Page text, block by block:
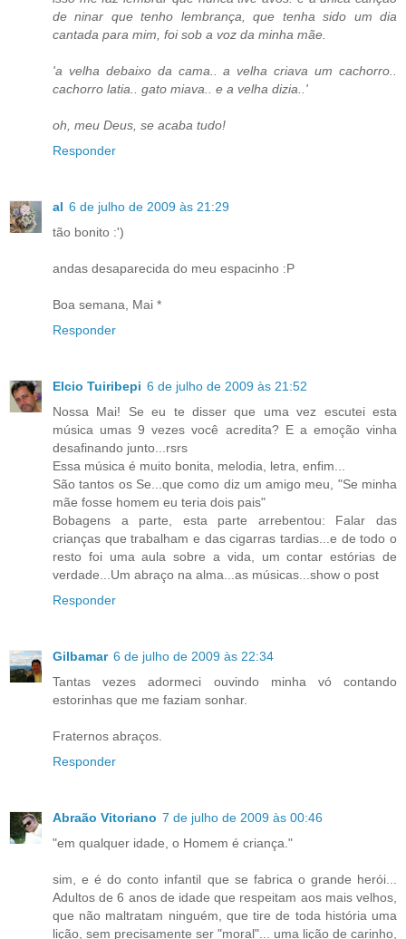
de ninar que tenho lembrança, que tenha sido um dia
cantada para mim, foi sob a voz da minha mãe.
'a velha debaixo da cama.. a velha criava um cachorro..
cachorro latia.. gato miava.. e a velha dizia..'
oh, meu Deus, se acaba tudo!
Responder
al 6 de julho de 2009 às 21:29
tão bonito :')
andas desaparecida do meu espacinho :P
Boa semana, Mai *
Responder
Elcio Tuiribepi 6 de julho de 2009 às 21:52
Nossa Mai! Se eu te disser que uma vez escutei esta
música umas 9 vezes você acredita? E a emoção vinha
desafinando junto...rsrs
Essa música é muito bonita, melodia, letra, enfim...
São tantos os Se...que como diz um amigo meu, "Se minha
mãe fosse homem eu teria dois pais"
Bobagens a parte, esta parte arrebentou: Falar das
crianças que trabalham e das cigarras tardias...e de todo o
resto foi uma aula sobre a vida, um contar estórias de
verdade...Um abraço na alma...as músicas...show o post
Responder
Gilbamar 6 de julho de 2009 às 22:34
Tantas vezes adormeci ouvindo minha vó contando
estorinhas que me faziam sonhar.
Fraternos abraços.
Responder
Abraão Vitoriano 7 de julho de 2009 às 00:46
"em qualquer idade, o Homem é criança."
sim, e é do conto infantil que se fabrica o grande herói...
Adultos de 6 anos de idade que respeitam aos mais velhos,
que não maltratam ninguém, que tire de toda história uma
lição, sem precisamente ser "moral"... uma lição de carinho,